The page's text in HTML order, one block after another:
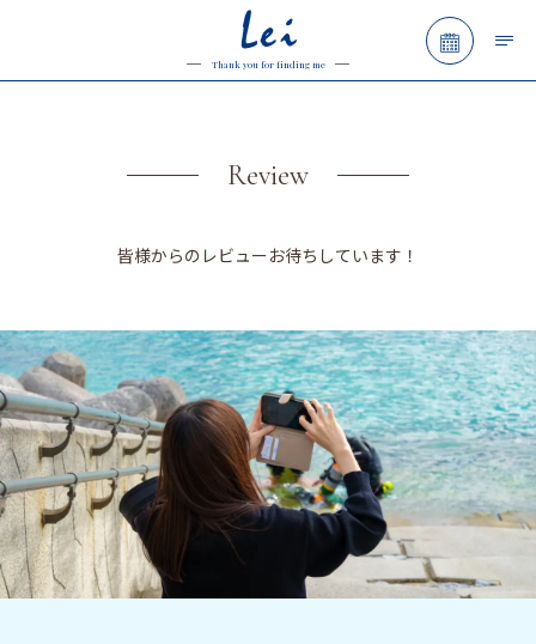
Lei
Thank you for finding me
予約フ
Review
皆様からのレビューお待ちしています！